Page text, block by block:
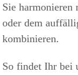
Sie
oder dem
kombinieren.
So findet Ihr bei